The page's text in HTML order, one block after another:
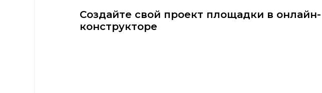
Создайте свой проект площадки в онлайн-
конструкторе